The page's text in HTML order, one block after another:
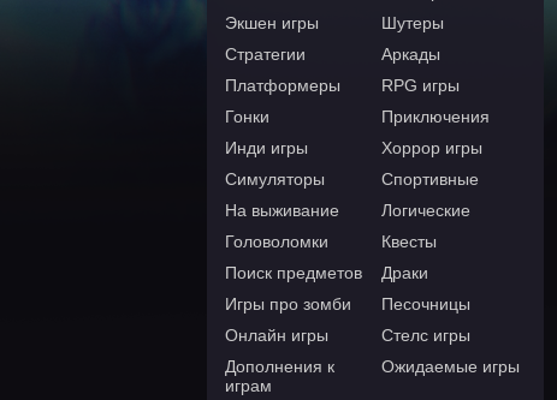
Экшен игры
Шутеры
Стратегии
Аркады
Платформеры
RPG игры
Гонки
Приключения
Инди игры
Хоррор игры
Симуляторы
Спортивные
На выживание
Логические
Головоломки
Квесты
Поиск предметов
Драки
Игры про зомби
Песочницы
Онлайн игры
Стелс игры
Дополнения к
играм
Ожидаемые игры